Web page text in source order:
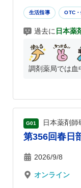
生活指導 OTC
過去に 日本薬
調剤薬局では血
G01 日本薬剤師
第356回春日
2026/9/8
オンライン